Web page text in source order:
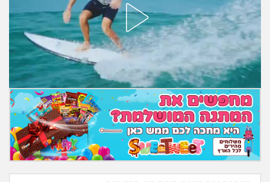
שומרים על הגוף
פיננסי וכלכלה
בין הסדינים
חיות מחמד
יוקר המחיה